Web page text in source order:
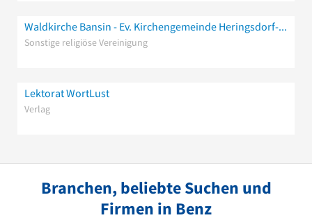
Waldkirche Bansin - Ev. Kirchengemeinde Heringsdorf-Bansin
Sonstige religiöse Vereinigung
Lektorat WortLust
Verlag
Branchen, beliebte Suchen und
Firmen in Benz